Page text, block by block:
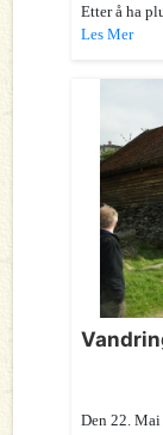
Etter å ha
Les Mer
Den 22.